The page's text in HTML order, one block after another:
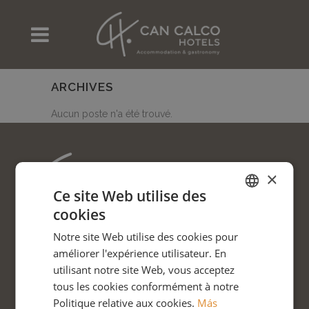
ARCHIVES
Aucun poste n'a été trouvé.
SUIVEZ-NOUS SUR LES
CATALAN
GERMAN
×
Ce site Web utilise des
cookies
Notre site Web utilise des cookies pour
améliorer l'expérience utilisateur. En
utilisant notre site Web, vous acceptez
tous les cookies conformément à notre
Politique relative aux cookies. Más